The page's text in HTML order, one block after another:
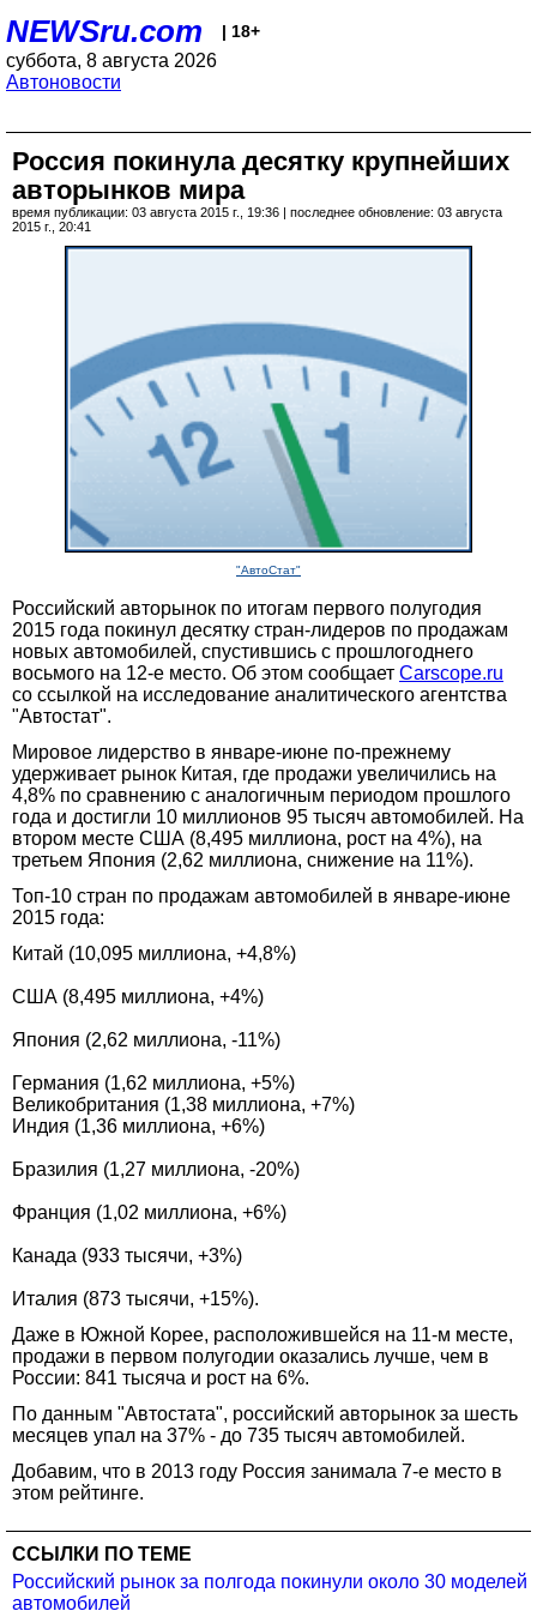
NEWSru.com | 18+
суббота, 8 августа 2026
Автоновости
Россия покинула десятку крупнейших
авторынков мира
время публикации: 03 августа 2015 г., 19:36 | последнее обновление: 03 августа
2015 г., 20:41
"АвтоСтат"
Российский авторынок по итогам первого полугодия
2015 года покинул десятку стран-лидеров по продажам
новых автомобилей, спустившись с прошлогоднего
восьмого на 12-е место. Об этом сообщает Carscope.ru
со ссылкой на исследование аналитического агентства
"Автостат".
Мировое лидерство в январе-июне по-прежнему
удерживает рынок Китая, где продажи увеличились на
4,8% по сравнению с аналогичным периодом прошлого
года и достигли 10 миллионов 95 тысяч автомобилей. На
втором месте США (8,495 миллиона, рост на 4%), на
третьем Япония (2,62 миллиона, снижение на 11%).
Топ-10 стран по продажам автомобилей в январе-июне
2015 года:
Китай (10,095 миллиона, +4,8%)
США (8,495 миллиона, +4%)
Япония (2,62 миллиона, -11%)
Германия (1,62 миллиона, +5%)
Великобритания (1,38 миллиона, +7%)
Индия (1,36 миллиона, +6%)
Бразилия (1,27 миллиона, -20%)
Франция (1,02 миллиона, +6%)
Канада (933 тысячи, +3%)
Италия (873 тысячи, +15%).
Даже в Южной Корее, расположившейся на 11-м месте,
продажи в первом полугодии оказались лучше, чем в
России: 841 тысяча и рост на 6%.
По данным "Автостата", российский авторынок за шесть
месяцев упал на 37% - до 735 тысяч автомобилей.
Добавим, что в 2013 году Россия занимала 7-е место в
этом рейтинге.
ССЫЛКИ ПО ТЕМЕ
Российский рынок за полгода покинули около 30 моделей
автомобилей